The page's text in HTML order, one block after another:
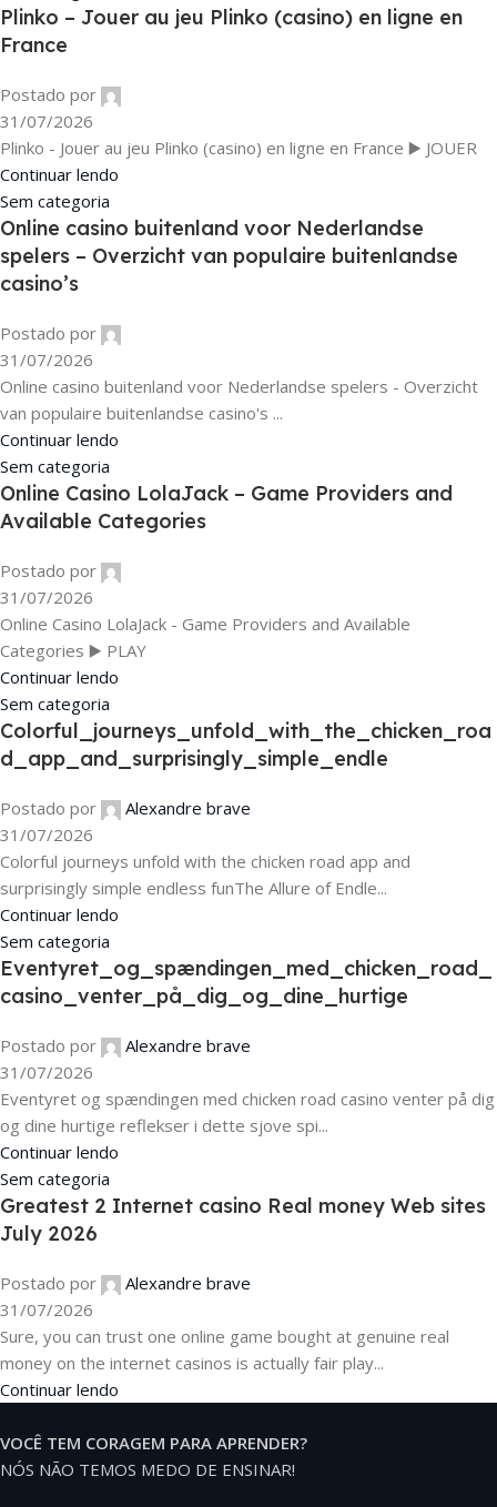
Plinko – Jouer au jeu Plinko (casino) en ligne en
France
Postado por
31/07/2026
Plinko - Jouer au jeu Plinko (casino) en ligne en France ▶️ JOUER
Continuar lendo
Sem categoria
Online casino buitenland voor Nederlandse
spelers – Overzicht van populaire buitenlandse
casino’s
Postado por
31/07/2026
Online casino buitenland voor Nederlandse spelers - Overzicht
van populaire buitenlandse casino's ...
Continuar lendo
Sem categoria
Online Casino LolaJack – Game Providers and
Available Categories
Postado por
31/07/2026
Online Casino LolaJack - Game Providers and Available
Categories ▶️ PLAY
Continuar lendo
Sem categoria
Colorful_journeys_unfold_with_the_chicken_roa
d_app_and_surprisingly_simple_endle
Postado por
Alexandre brave
31/07/2026
Colorful journeys unfold with the chicken road app and
surprisingly simple endless funThe Allure of Endle...
Continuar lendo
Sem categoria
Eventyret_og_spændingen_med_chicken_road_
casino_venter_på_dig_og_dine_hurtige
Postado por
Alexandre brave
31/07/2026
Eventyret og spændingen med chicken road casino venter på dig
og dine hurtige reflekser i dette sjove spi...
Continuar lendo
Sem categoria
Greatest 2 Internet casino Real money Web sites
July 2026
Postado por
Alexandre brave
31/07/2026
Sure, you can trust one online game bought at genuine real
money on the internet casinos is actually fair play...
Continuar lendo
VOCÊ TEM CORAGEM PARA APRENDER?
NÓS NÃO TEMOS MEDO DE ENSINAR!